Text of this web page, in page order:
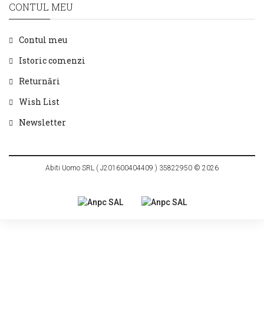
CONTUL MEU
Contul meu
Istoric comenzi
Returnări
Wish List
Newsletter
Abiti Uomo SRL ( J201600404409 ) 35822950 © 2026